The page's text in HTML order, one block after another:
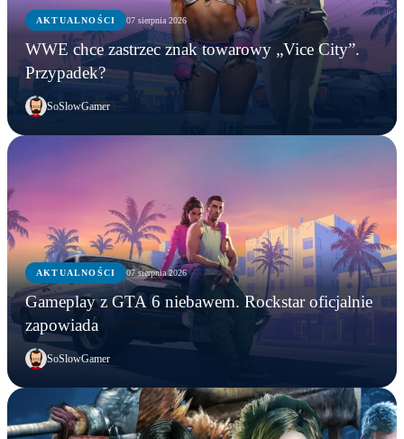
AKTUALNOŚCI 07 sierpnia 2026
WWE chce zastrzec znak towarowy „Vice City”.
Przypadek?
SoSlowGamer
AKTUALNOŚCI 07 sierpnia 2026
Gameplay z GTA 6 niebawem. Rockstar oficjalnie
zapowiada
SoSlowGamer